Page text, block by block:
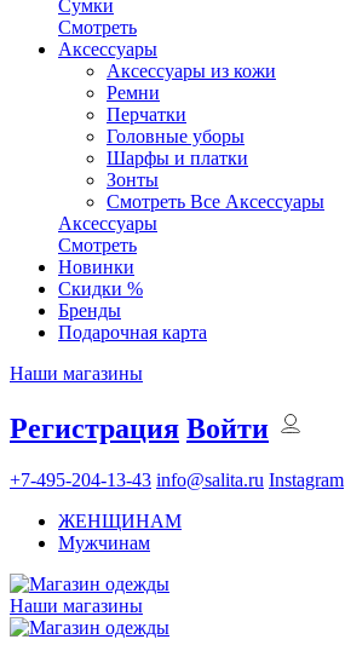
Сумки
Смотреть
Аксессуары
Аксессуары из кожи
Ремни
Перчатки
Головные уборы
Шарфы и платки
Зонты
Смотреть Все Аксессуары
Аксессуары
Смотреть
Новинки
Скидки %
Бренды
Подарочная карта
Наши магазины
Регистрация Войти
+7-495-204-13-43 info@salita.ru Instagram
ЖЕНЩИНАМ
Мужчинам
Наши магазины